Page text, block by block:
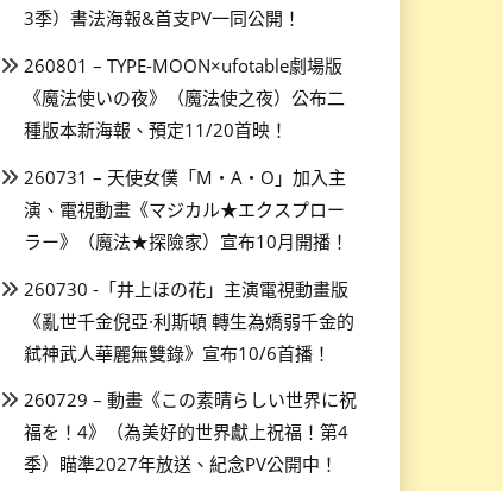
3季）書法海報&首支PV一同公開！
260801 – TYPE-MOON×ufotable劇場版
《魔法使いの夜》（魔法使之夜）公布二
種版本新海報、預定11/20首映！
260731 – 天使女僕「M・A・O」加入主
演、電視動畫《マジカル★エクスプロー
ラー》（魔法★探險家）宣布10月開播！
260730 -「井上ほの花」主演電視動畫版
《亂世千金倪亞·利斯頓 轉生為嬌弱千金的
弒神武人華麗無雙錄》宣布10/6首播！
260729 – 動畫《この素晴らしい世界に祝
福を！4》（為美好的世界獻上祝福！第4
季）瞄準2027年放送、紀念PV公開中！